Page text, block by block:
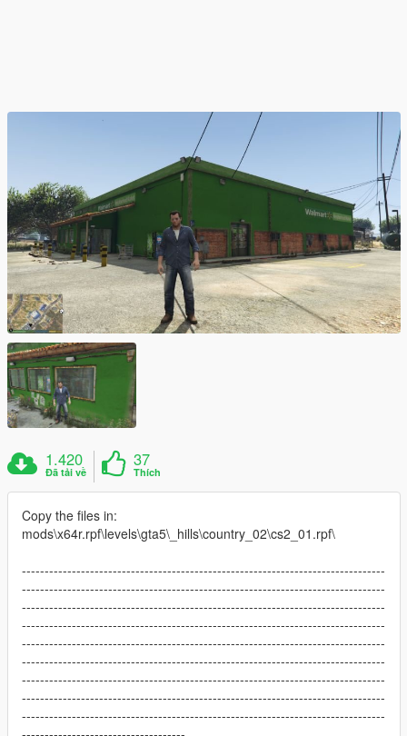
1.420
Đã tải về
37
Thích
Copy the files in:
mods\x64r.rpf\levels\gta5\_hills\country_02\cs2_01.rpf\
--------------------------------------------------------------------------------
--------------------------------------------------------------------------------
--------------------------------------------------------------------------------
--------------------------------------------------------------------------------
--------------------------------------------------------------------------------
--------------------------------------------------------------------------------
--------------------------------------------------------------------------------
--------------------------------------------------------------------------------
--------------------------------------------------------------------------------